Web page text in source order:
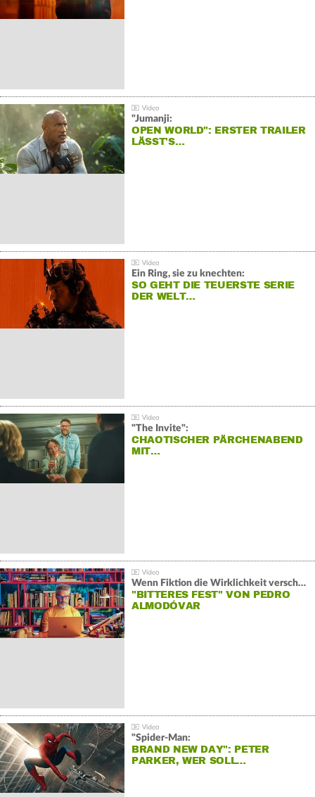
"Jumanji:
OPEN WORLD": ERSTER TRAILER
LÄSST'S…
Ein Ring, sie zu knechten:
SO GEHT DIE TEUERSTE SERIE
DER WELT…
"The Invite":
CHAOTISCHER PÄRCHENABEND
MIT…
Wenn Fiktion die Wirklichkeit verschiebt:
"BITTERES FEST" VON PEDRO
ALMODÓVAR
"Spider-Man:
BRAND NEW DAY": PETER
PARKER, WER SOLL…